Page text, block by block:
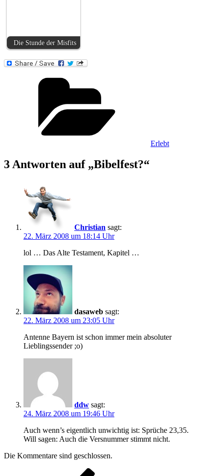
Die Stunde der Misfits
Erlebt
3 Antworten auf „Bibelfest?“
Christian sagt:
22. März 2008 um 18:14 Uhr
lol … Das Alte Testament, Kapitel …
dasaweb sagt:
22. März 2008 um 23:05 Uhr
Antenne Bayern ist schon immer mein absoluter
Lieblingssender ;o)
ddw sagt:
24. März 2008 um 19:46 Uhr
Auch wenn’s eigentlich unwichtig ist: Sprüche 23,35.
Will sagen: Auch die Versnummer stimmt nicht.
Die Kommentare sind geschlossen.